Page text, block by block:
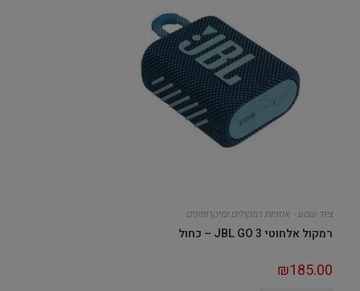
ציוד שמע - אוזניות רמקולים ומיקרופונים
רמקול אלחוטי JBL GO 3 – כחול
₪185.00